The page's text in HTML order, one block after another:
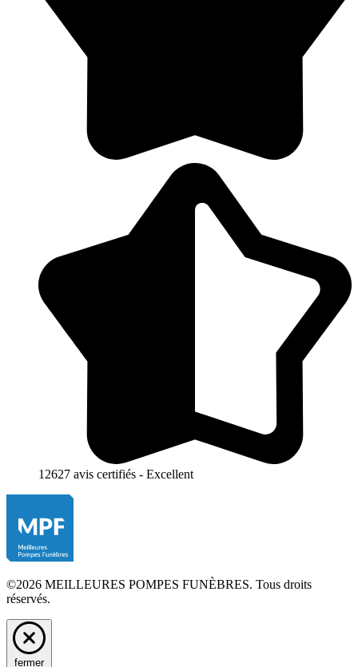
12627 avis certifiés - Excellent
©2026 MEILLEURES POMPES FUNÈBRES. Tous droits
réservés.
fermer